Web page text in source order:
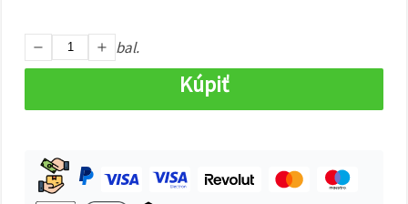
"Uložiť"
bal.
Kúpiť